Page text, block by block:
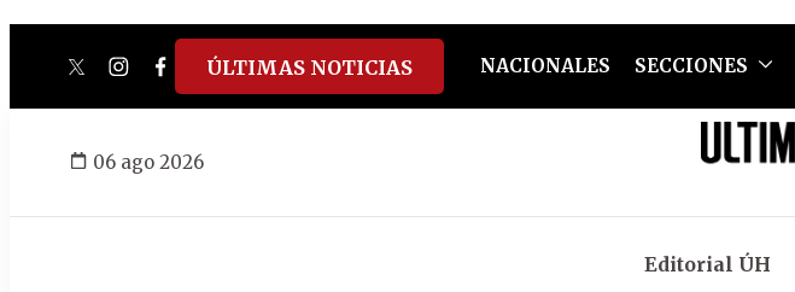
twitterinstagram
facebook
tiktokyoutube
spotify
ÚLTIMAS NOTICIAS NACIONALES SECCIONES
06 ago 2026
Editorial ÚH